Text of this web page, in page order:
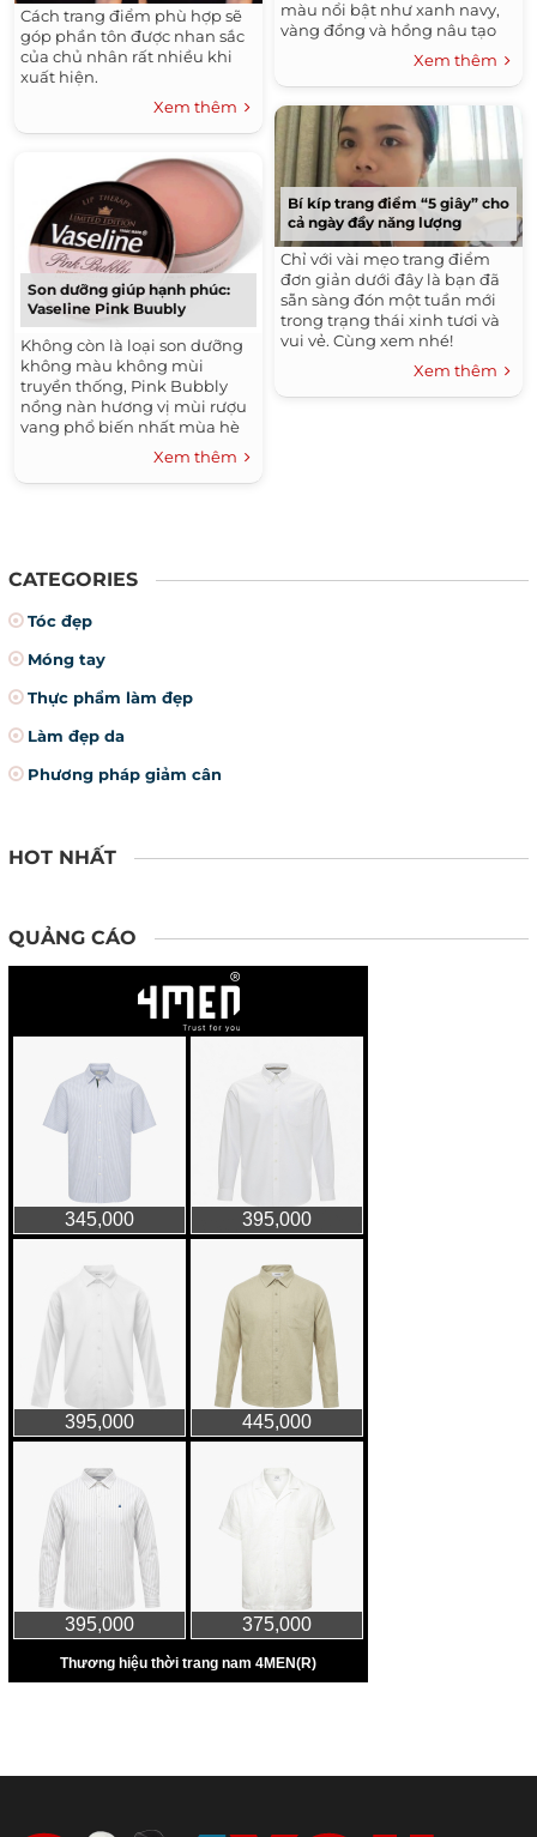
Cách trang điểm phù hợp sẽ
góp phần tôn được nhan sắc
của chủ nhân rất nhiều khi
xuất hiện.
Xem thêm
Son dưỡng giúp hạnh phúc:
Vaseline Pink Buubly
Không còn là loại son dưỡng
không màu không mùi
truyền thống, Pink Bubbly
nồng nàn hương vị mùi rượu
vang phổ biến nhất mùa hè
"Rose" với màu hồng nhẹ
Xem thêm
màu nổi bật như xanh navy,
vàng đồng và hồng nâu tạo
vẻ đẹp cá tính cho ‘cửa sổ tâm
Xem thêm
Bí kíp trang điểm “5 giây” cho
cả ngày đầy năng lượng
Chỉ với vài mẹo trang điểm
đơn giản dưới đây là bạn đã
sẵn sàng đón một tuần mới
trong trạng thái xinh tươi và
vui vẻ. Cùng xem nhé!
Xem thêm
CATEGORIES
Tóc đẹp
Móng tay
Thực phẩm làm đẹp
Làm đẹp da
Phương pháp giảm cân
HOT NHẤT
QUẢNG CÁO